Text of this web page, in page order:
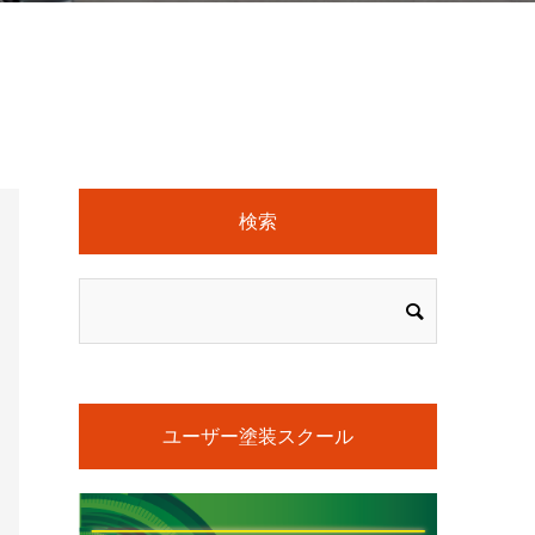
検索
ユーザー塗装スクール